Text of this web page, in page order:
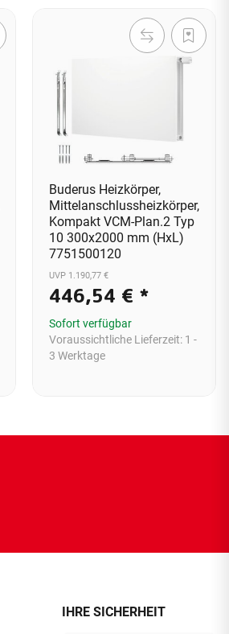
Buderus Heizkörper,
Mittelanschlussheizkörper,
Kompakt VCM-Plan.2 Typ
10 300x2000 mm (HxL)
7751500120
UVP 1.190,77 €
446,54 € *
Sofort verfügbar
Voraussichtliche Lieferzeit: 1 -
3 Werktage
IHRE SICHERHEIT